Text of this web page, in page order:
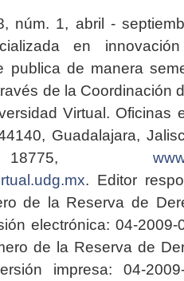
núm. 1, abril -
en
publica de manera
de la Coordinación
Virtual. Oficinas
Guadalajara,
. Editor
de la Reserva de
electrónica: 04-2009-
de la Reserva de
impresa: 04-2009-